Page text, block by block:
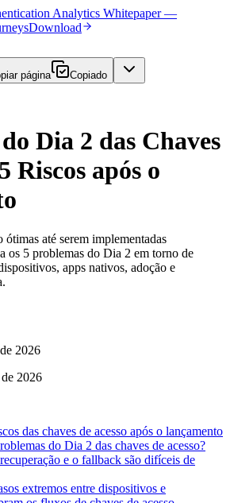
Analytics Whitepaper —
Download
página Copiado
Dia 2 das Chaves
Riscos após o
ótimas até serem implementadas
os 5 problemas do Dia 2 em torno de
apps nativos, adoção e
2026
2026
das chaves de acesso após o lançamento
do Dia 2 das chaves de acesso?
e o fallback são difíceis de
extremos entre dispositivos e